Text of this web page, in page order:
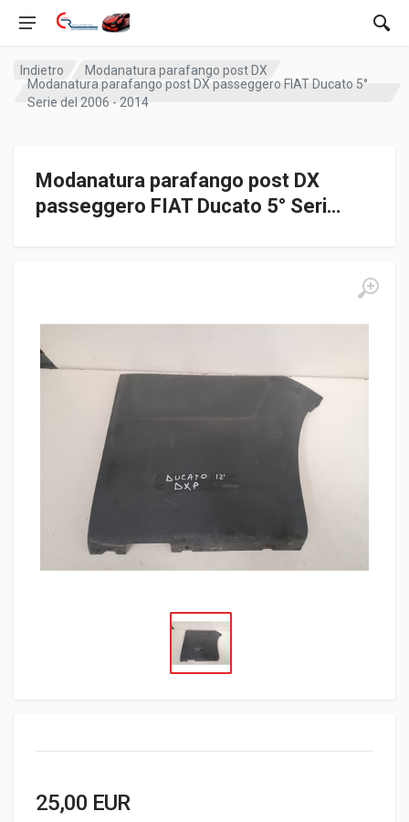
Indietro
Modanatura parafango post DX
Modanatura parafango post DX passeggero FIAT Ducato 5°
Serie del 2006 - 2014
Modanatura parafango post DX
passeggero FIAT Ducato 5° Seri…
25,00 EUR